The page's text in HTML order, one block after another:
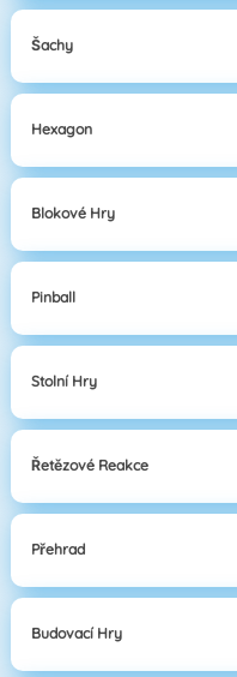
Šachy
Hexagon
Blokové Hry
Pinball
Stolní Hry
Řetězové Reakce
Přehrad
Budovací Hry